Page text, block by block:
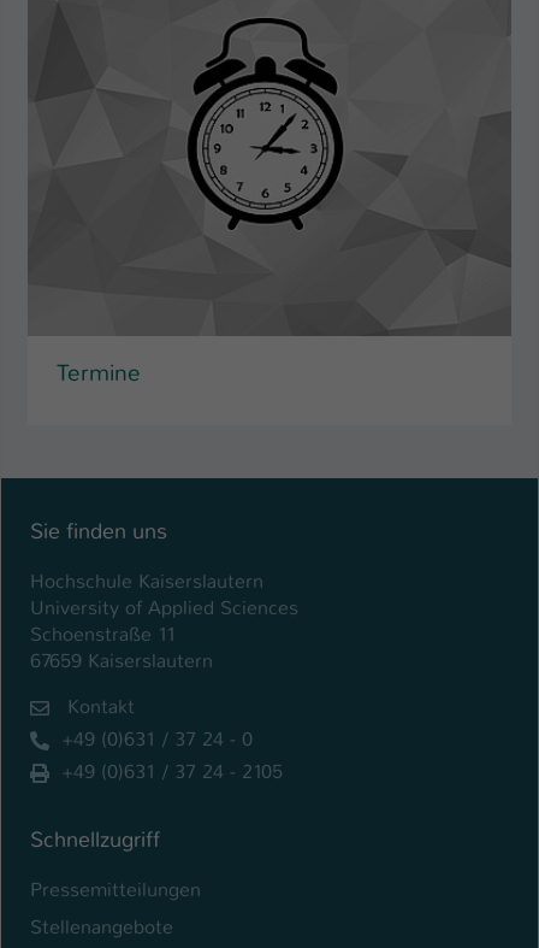
Termine
Sie finden uns
Hochschule Kaiserslautern
University of Applied Sciences
Schoenstraße 11
67659 Kaiserslautern
Kontakt
+49 (0)631 / 37 24 - 0
+49 (0)631 / 37 24 - 2105
Schnellzugriff
Pressemitteilungen
Stellenangebote